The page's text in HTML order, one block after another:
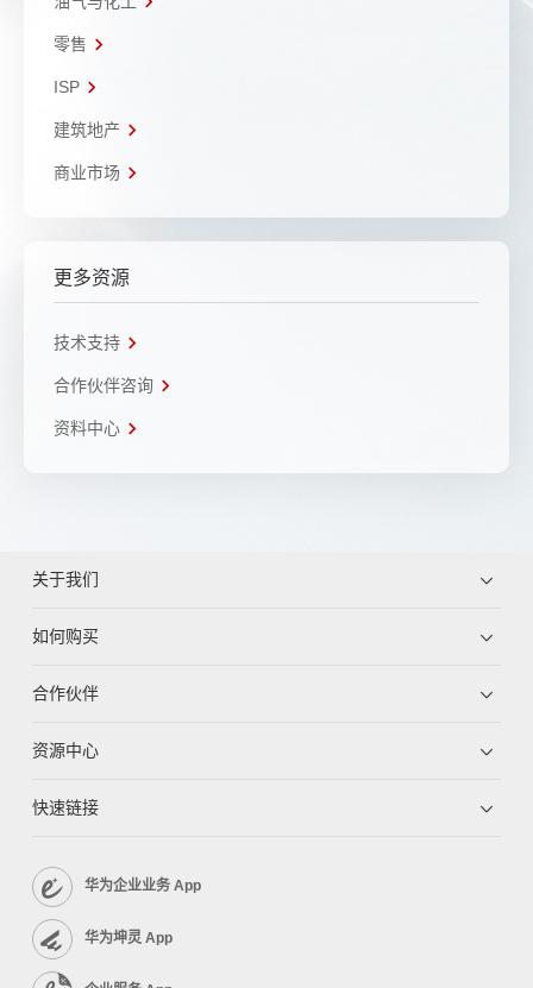
零售
ISP
建筑地产
商业市场
更多资源
技术支持
合作伙伴咨询
资料中心
关于我们
如何购买
合作伙伴
资源中心
快速链接
华为企业业务 App
华为坤灵 App